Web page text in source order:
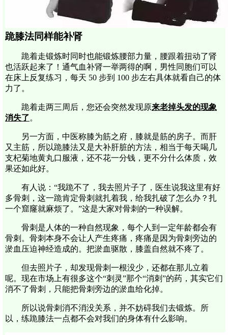
跪膝法同样能补肾
跪着走锻炼时同时也能锻炼腰部力量，腰跟着扭动了肾
也活跃起来了！通气血补肾一举两得的啊，男性同胞们可以
在床上反复练习，每天 50 步到 100 步左右具体就看自己的体
力了。
跪着走两三周后，您还会突然发现原来老掉头发的现象
消失了。
另一方面，中医称膝为筋之府，膝就是筋的房子。而肝
又主筋，所以跪膝法又是大补肝脏的方法，相当于每天喝几
支杞菊地黄丸口服液，还不花一分钱，更不分什么体质，效
果还如此好。
有人说：“我跪不了，我去照片子了，医生说我这里有好
多骨刺，这一跪肯定骨刺就扎着我，给我扎破了怎么办？扎
一个窟窿就麻烦了。”这是大家对骨刺的一种误解。
骨刺是人体的一种自然现象，每个人到一定年龄都会有
骨刺。骨刺本身不会让人产生疼痛，疼痛是因为骨刺旁边的
淤血压迫神经造成的。把淤血驱散，膝盖自然就不疼了。
但去照片子，却发现骨刺一根没少，还都在那儿立着
呢。现在市场上有很多这个“刺灵”那个“消刺”的药，其实它们
消不了骨刺，只能把骨刺旁边的淤血给化掉。
所以说骨刺消不消没关系，并不妨碍我们去锻炼。所
以，练跪膝法一点都不会对我们的身体有什么影响。